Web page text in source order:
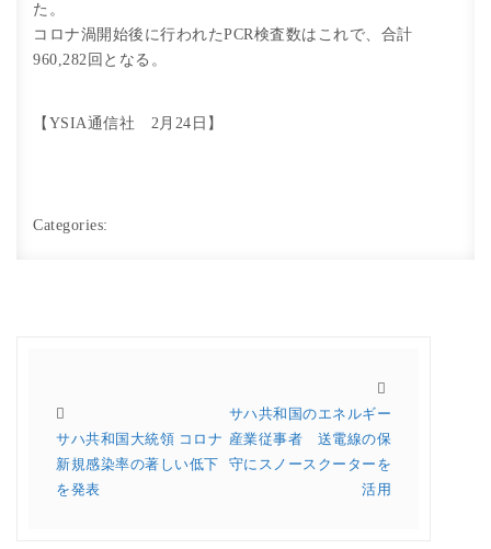
た。
コロナ渦開始後に行われたPCR検査数はこれで、合計
960,282回となる。
【YSIA通信社 2月24日】
Categories:
サハ共和国大統領 コロナ
新規感染率の著しい低下
を発表
サハ共和国のエネルギー
産業従事者 送電線の保
守にスノースクーターを
活用